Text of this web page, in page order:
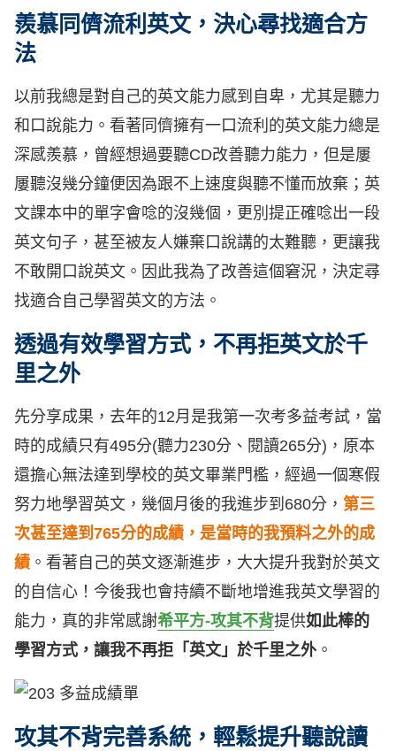
羨慕同儕流利英文，決心尋找適合方
法
以前我總是對自己的英文能力感到自卑，尤其是聽力
和口說能力。看著同儕擁有一口流利的英文能力總是
深感羨慕，曾經想過要聽CD改善聽力能力，但是屢
屢聽沒幾分鐘便因為跟不上速度與聽不懂而放棄；英
文課本中的單字會唸的沒幾個，更別提正確唸出一段
英文句子，甚至被友人嫌棄口說講的太難聽，更讓我
不敢開口說英文。因此我為了改善這個窘況，決定尋
找適合自己學習英文的方法。
透過有效學習方式，不再拒英文於千
里之外
先分享成果，去年的12月是我第一次考多益考試，當
時的成績只有495分(聽力230分、閱讀265分)，原本
還擔心無法達到學校的英文畢業門檻，經過一個寒假
努力地學習英文，幾個月後的我進步到680分， 第三
次甚至達到765分的成績，是當時的我預料之外的成
績 。看著自己的英文逐漸進步，大大提升我對於英文
的自信心！今後我也會持續不斷地增進我英文學習的
能力，真的非常感謝希平方-攻其不背提供如此棒的
學習方式，讓我不再拒「英文」於千里之外 。
攻其不背完善系統，輕鬆提升聽說讀